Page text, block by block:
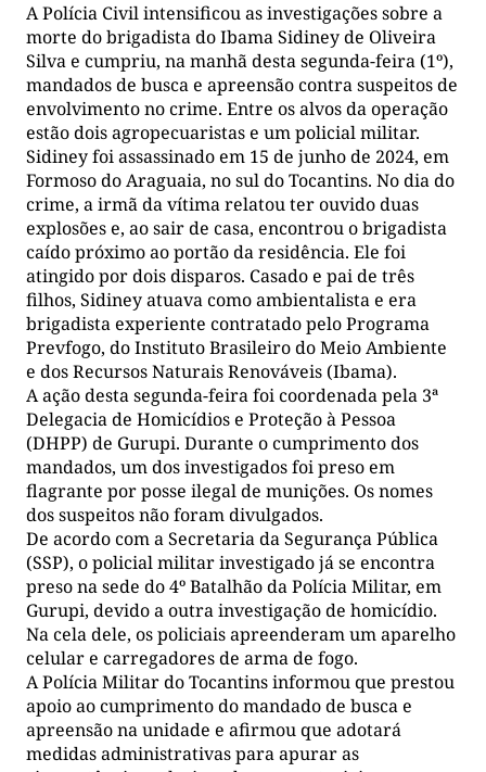
A Polícia Civil intensificou as investigações sobre a
morte do brigadista do Ibama Sidiney de Oliveira
Silva e cumpriu, na manhã desta segunda-feira (1º),
mandados de busca e apreensão contra suspeitos de
envolvimento no crime. Entre os alvos da operação
estão dois agropecuaristas e um policial militar.
Sidiney foi assassinado em 15 de junho de 2024, em
Formoso do Araguaia, no sul do Tocantins. No dia do
crime, a irmã da vítima relatou ter ouvido duas
explosões e, ao sair de casa, encontrou o brigadista
caído próximo ao portão da residência. Ele foi
atingido por dois disparos. Casado e pai de três
filhos, Sidiney atuava como ambientalista e era
brigadista experiente contratado pelo Programa
Prevfogo, do Instituto Brasileiro do Meio Ambiente
e dos Recursos Naturais Renováveis (Ibama).
A ação desta segunda-feira foi coordenada pela 3ª
Delegacia de Homicídios e Proteção à Pessoa
(DHPP) de Gurupi. Durante o cumprimento dos
mandados, um dos investigados foi preso em
flagrante por posse ilegal de munições. Os nomes
dos suspeitos não foram divulgados.
De acordo com a Secretaria da Segurança Pública
(SSP), o policial militar investigado já se encontra
preso na sede do 4º Batalhão da Polícia Militar, em
Gurupi, devido a outra investigação de homicídio.
Na cela dele, os policiais apreenderam um aparelho
celular e carregadores de arma de fogo.
A Polícia Militar do Tocantins informou que prestou
apoio ao cumprimento do mandado de busca e
apreensão na unidade e afirmou que adotará
medidas administrativas para apurar as